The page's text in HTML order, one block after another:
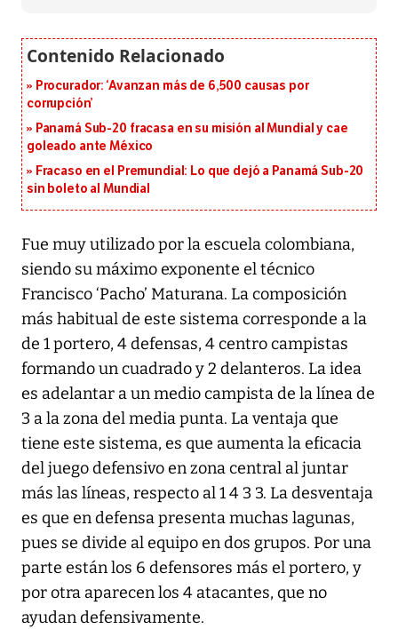
Procurador: ‘Avanzan más de 6,500 causas por
corrupción’
Panamá Sub-20 fracasa en su misión al Mundial y cae
goleado ante México
Fracaso en el Premundial: Lo que dejó a Panamá Sub-20
sin boleto al Mundial
Fue muy utilizado por la escuela colombiana,
siendo su máximo exponente el técnico
Francisco ‘Pacho’ Maturana. La composición
más habitual de este sistema corresponde a la
de 1 portero, 4 defensas, 4 centro campistas
formando un cuadrado y 2 delanteros. La idea
es adelantar a un medio campista de la línea de
3 a la zona del media punta. La ventaja que
tiene este sistema, es que aumenta la eficacia
del juego defensivo en zona central al juntar
más las líneas, respecto al 1 4 3 3. La desventaja
es que en defensa presenta muchas lagunas,
pues se divide al equipo en dos grupos. Por una
parte están los 6 defensores más el portero, y
por otra aparecen los 4 atacantes, que no
ayudan defensivamente.